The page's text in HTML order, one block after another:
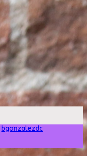
bgonzalezdc